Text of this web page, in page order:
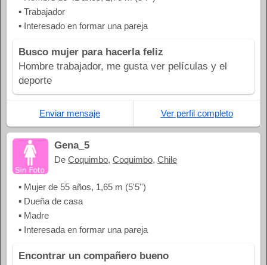
▪ Trabajador
▪ Interesado en formar una pareja
Busco mujer para hacerla feliz
Hombre trabajador, me gusta ver películas y el
deporte
Enviar mensaje Ver perfil completo
Gena_5
De Coquimbo, Coquimbo, Chile
▪ Mujer de 55 años, 1,65 m (5'5'')
▪ Dueña de casa
▪ Madre
▪ Interesada en formar una pareja
Encontrar un compañero bueno